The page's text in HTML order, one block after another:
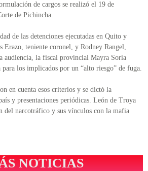
de cargos se realizó el 19 de
de Pichincha.
de las detenciones ejecutadas en Quito y
Erazo, teniente coronel, y Rodney Rangel,
audiencia, la fiscal provincial Mayra Soria
los implicados por un “alto riesgo” de fuga.
en cuenta esos criterios y se dictó la
y presentaciones periódicas. León de Troya
del narcotráfico y sus vínculos con la mafia
NOTICIAS